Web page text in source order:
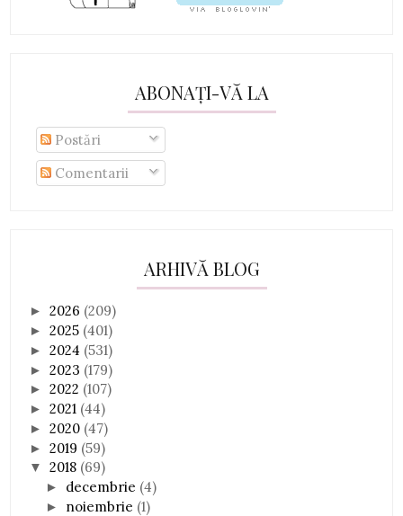
ABONAȚI-VĂ LA
Postări
Comentarii
ARHIVĂ BLOG
►2026 (209)
►2025 (401)
►2024 (531)
►2023 (179)
►2022 (107)
►2021 (44)
►2020 (47)
►2019 (59)
▼2018 (69)
► decembrie (4)
► noiembrie (1)